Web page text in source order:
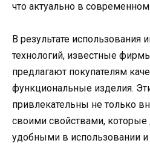
что актуально в
В результате использования
технологий, известные
предлагают покупателям
функциональные изделия.
привлекательны не только
своими свойствами,
удобными в использовании